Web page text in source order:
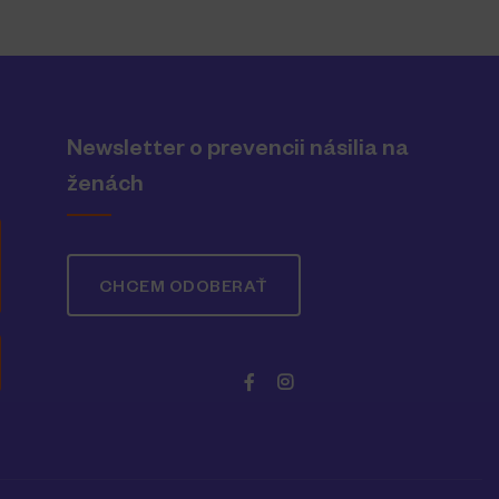
Newsletter o prevencii násilia na
ženách
CHCEM ODOBERAŤ